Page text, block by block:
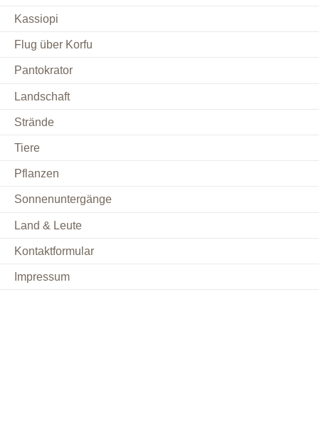
Kassiopi
Flug über Korfu
Pantokrator
Landschaft
Strände
Tiere
Pflanzen
Sonnenuntergänge
Land & Leute
Kontaktformular
Impressum